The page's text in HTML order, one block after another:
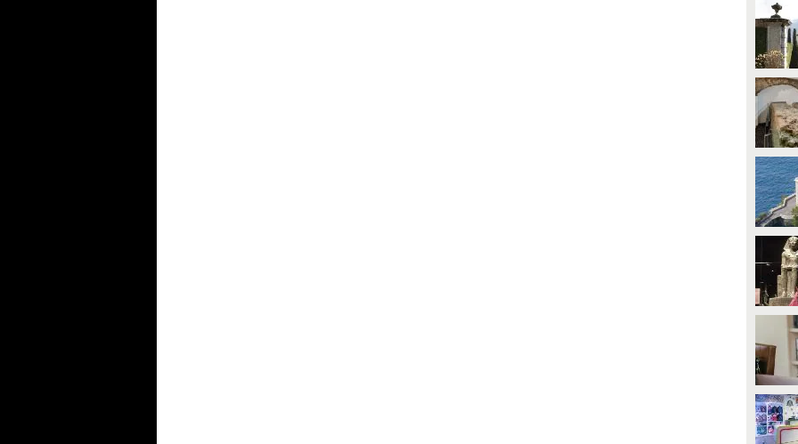
generativa. Si stimano 40 milioni
essere "preda" di voraci algoritmi